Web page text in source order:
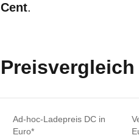
Cent.
Ad-hoc-Ladepreis DC in
Euro*